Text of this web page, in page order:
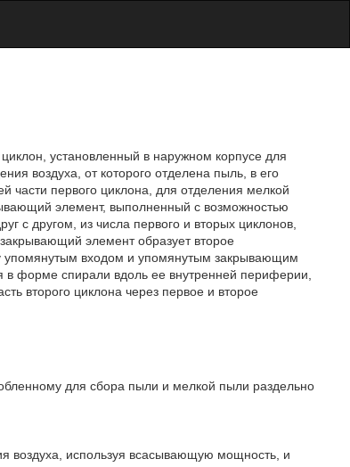
установленный в наружном корпусе для
воздуха, от которого отделена пыль, в его
части первого циклона, для отделения мелкой
элемент, выполненный с возможностью
с другом, из числа первого и вторых циклонов,
элемент образует второе
входом и упомянутым закрывающим
форме спирали вдоль ее внутренней периферии,
второго циклона через первое и второе
для сбора пыли и мелкой пыли раздельно
воздуха, используя всасывающую мощность, и